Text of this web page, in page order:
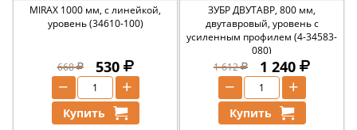
MIRAX 1000 мм, с линейкой,
уровень (34610-100)
668 530
+
−
Купить
ЗУБР ДВУТАВР, 800 мм,
двутавровый, уровень с
усиленным профилем (4-34583-
080)
1 612
1 240
+
−
Купить